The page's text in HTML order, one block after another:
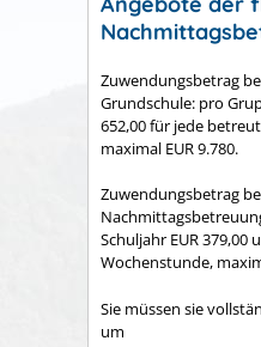
Zuwendungsbetrag
Grundschule: pro
652,00 für jede
maximal EUR 9.780.
Zuwendungsbetrag
Schuljahr EUR 379,00
Wochenstunde,
Sie müssen sie
um